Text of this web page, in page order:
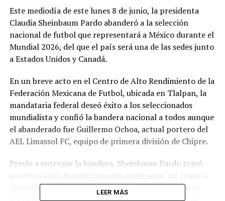
Este mediodía de este lunes 8 de junio, la presidenta
Claudia Sheinbaum Pardo abanderó a la selección
nacional de futbol que representará a México durante el
Mundial 2026, del que el país será una de las sedes junto
a Estados Unidos y Canadá.
En un breve acto en el Centro de Alto Rendimiento de la
Federación Mexicana de Futbol, ubicada en Tlalpan, la
mandataria federal deseó éxito a los seleccionados
mundialista y confió la bandera nacional a todos aunque
el abanderado fue Guillermo Ochoa, actual portero del
AEL Limassol FC, equipo de primera división de Chipre.
Previo a entregar la bandera, Sheinbaum Pardo tomó
plantel directivo y el equipo técnico entre los que se
LEER MÁS